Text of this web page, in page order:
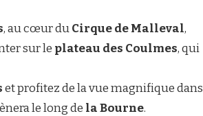
, au cœur duCirque de Malleval,
sur le plateau des Coulmes, qui
et profitez de la vue magnifique dans
le long de la Bourne.